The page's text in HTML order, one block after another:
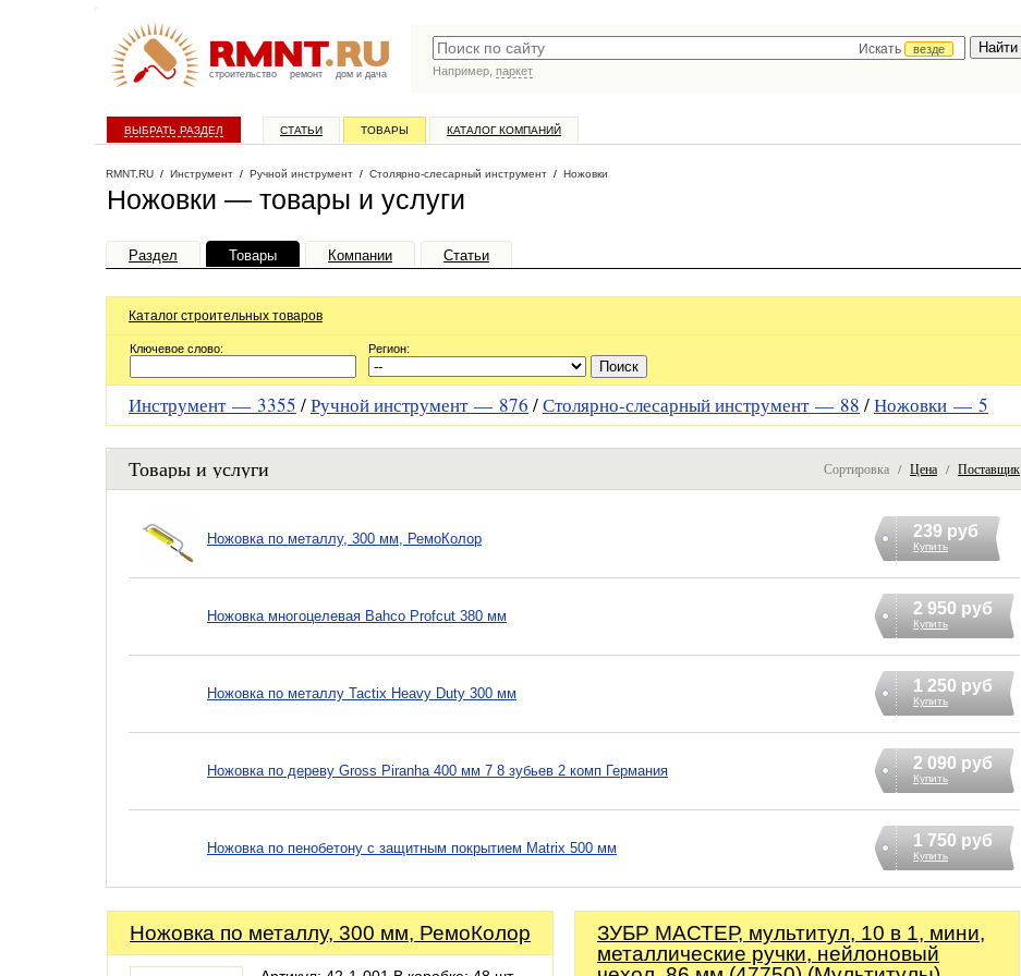
строительство ремонт дом и дача
Искать
везде
Например, паркет
ВЫБРАТЬ РАЗДЕЛ СТАТЬИ ТОВАРЫ КАТАЛОГ КОМПАНИЙ
RMNT.RU / Инструмент / Ручной инструмент / Столярно-слесарный инструмент / Ножовки
Ножовки — товары и услуги
Раздел Товары Компании Статьи
Каталог строительных товаров
Ключевое слово: Регион:
Инструмент — 3355 /Ручной инструмент — 876 /Столярно-слесарный инструмент — 88 /Ножовки — 5
Товары и услуги Сортировка / Цена / Поставщик
Ножовка по металлу, 300 мм, РемоКолор 239 руб
Купить
Ножовка многоцелевая Bahco Profcut 380 мм 2 950 руб
Купить
Ножовка по металлу Tactix Heavy Duty 300 мм 1 250 руб
Купить
Ножовка по дереву Gross Piranha 400 мм 7 8 зубьев 2 комп Германия 2 090 руб
Купить
Ножовка по пенобетону с защитным покрытием Matrix 500 мм 1 750 руб
Купить
Ножовка по металлу, 300 мм, РемоКолор
ЗУБР МАСТЕР, мультитул, 10 в 1, мини,
металлические ручки, нейлоновый